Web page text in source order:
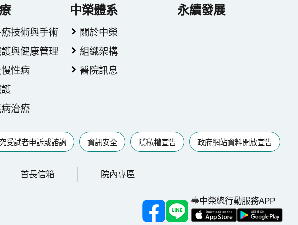
技術與手術
與健康管理
性病
治療
中榮體系
關於中榮
組織架構
醫院訊息
永續發展
受試者申訴或諮詢 資訊安全 隱私權宣告 政府網站資料開放宣告
首長信箱 院內專區
臺中榮總行動服務APP